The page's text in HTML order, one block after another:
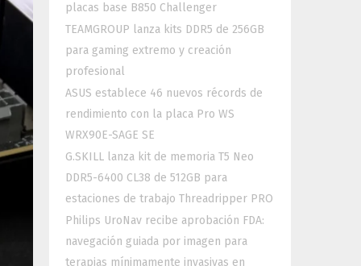
placas base B850 Challenger
TEAMGROUP lanza kits DDR5 de 256GB
para gaming extremo y creación
profesional
ASUS establece 46 nuevos récords de
rendimiento con la placa Pro WS
WRX90E-SAGE SE
G.SKILL lanza kit de memoria T5 Neo
DDR5-6400 CL38 de 512GB para
estaciones de trabajo Threadripper PRO
Philips UroNav recibe aprobación FDA:
navegación guiada por imagen para
terapias mínimamente invasivas en